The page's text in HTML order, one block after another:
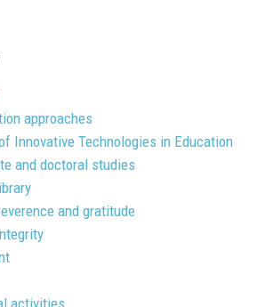
approaches
Innovative Technologies in Education
and doctoral studies
and gratitude
activities